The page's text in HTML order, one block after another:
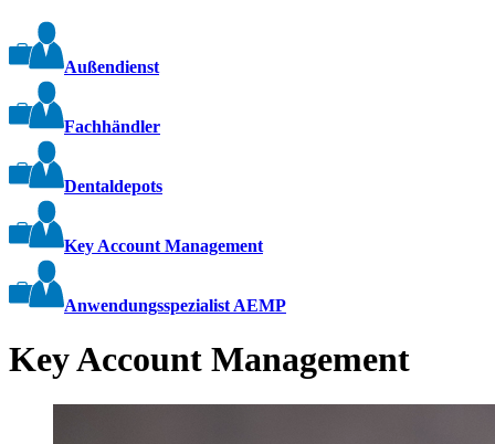
Außendienst
Fachhändler
Dentaldepots
Key Account Management
Anwendungsspezialist AEMP
Key Account Management